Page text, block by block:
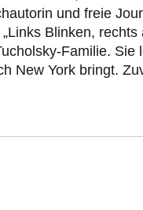
und freie
Blinken, rechts
Familie. Sie
New York bringt.